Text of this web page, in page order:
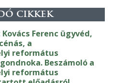
cikkek
Ferenc ügyvéd,
a
református
Beszámoló a
református